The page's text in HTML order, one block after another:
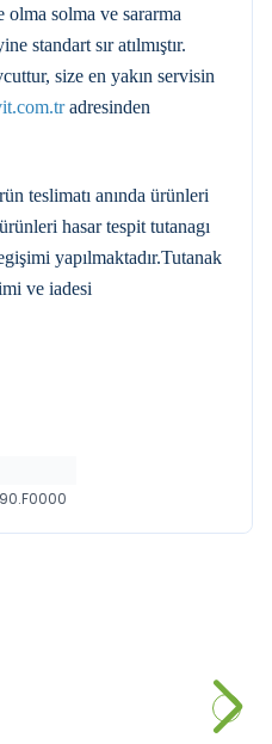
olma solma ve sararma
standart sır atılmıştır.
size en yakın servisin
adresinden
teslimatı anında ürünleri
hasar tespit tutanagı
yapılmaktadır.Tutanak
ve iadesi